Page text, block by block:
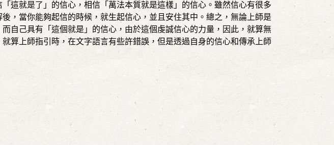
這就是了」的信心，相信「萬法本質就是這樣」的信心。雖然信心有很多
，當你能夠起信的時候，就生起信心，並且安住其中。總之，無論上師是
自己具有「這個就是」的信心，由於這個虔誠信心的力量，因此，就算無
算上師指引時，在文字語言有些許錯誤，但是透過自身的信心和傳承上師